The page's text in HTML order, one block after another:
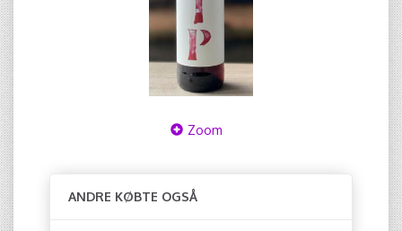
Zoom
ANDRE KØBTE OGSÅ